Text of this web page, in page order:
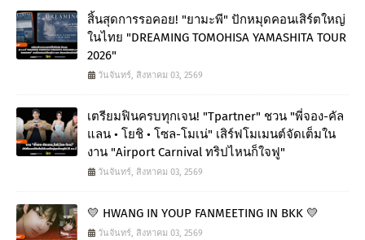
สิ้นสุดการรอคอย! "ยามะพี" ปักหมุดคอนเสิร์ตใหญ่
ในไทย "DREAMING TOMOHISA YAMASHITA TOUR
2026"
วันจันทร์, สิงหาคม 03, 2569
เตรียมฟินครบทุกเจน! "Tpartner" ชวน "พี่จอง-คัล
แลน • โยชิ • โซล-โมเน่" เสิร์ฟโมเมนต์จัดเต็มใน
งาน "Airport Carnival ทริปไหนก็ใจฟู"
วันจันทร์, สิงหาคม 03, 2569
💛 HWANG IN YOUP FANMEETING IN BKK 💛
วันจันทร์, สิงหาคม 03, 2569